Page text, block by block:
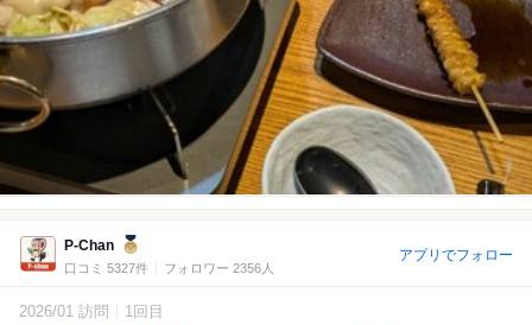
P-Chan
口コミ 5327件 フォロワー 2356人
アプリでフォロー
2026/01 訪問 1回目